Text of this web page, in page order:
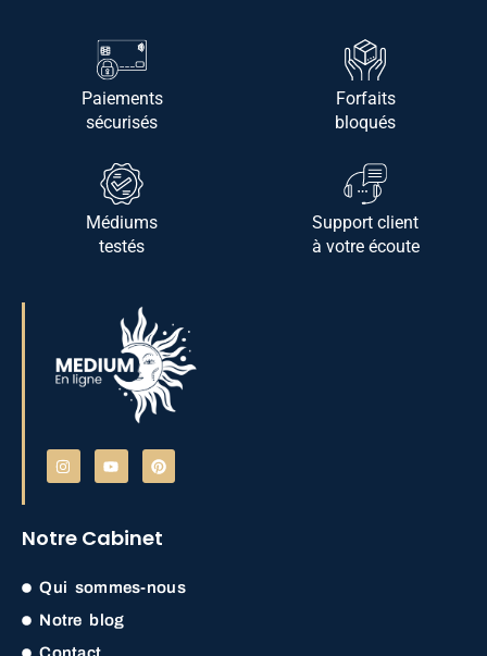
Paiements
sécurisés
Forfaits
bloqués
Médiums
testés
Support client
à votre écoute
Notre Cabinet
Qui sommes-nous
Notre blog